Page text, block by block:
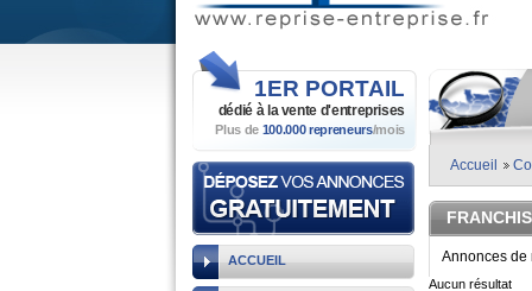
1ER PORTAIL
dédié à la vente d'entreprises
Plus de 100.000 repreneurs/mois
ACCUEIL
Accueil
Annonces de
Aucun résultat